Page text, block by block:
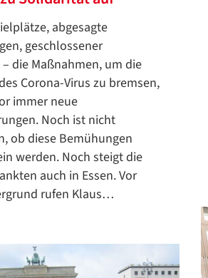
abgesagte
geschlossener
die Maßnahmen, um die
Corona-Virus zu bremsen,
immer neue
Noch ist nicht
ob diese Bemühungen
werden. Noch steigt die
auch in Essen. Vor
rufen Klaus…